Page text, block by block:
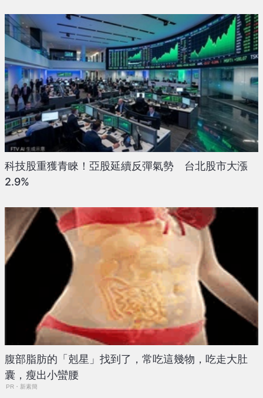
科技股重獲青睞！亞股延續反彈氣勢 台北股市大漲
2.9%
腹部脂肪的「剋星」找到了，常吃這幾物，吃走大肚
囊，瘦出小蠻腰
PR・新素簡